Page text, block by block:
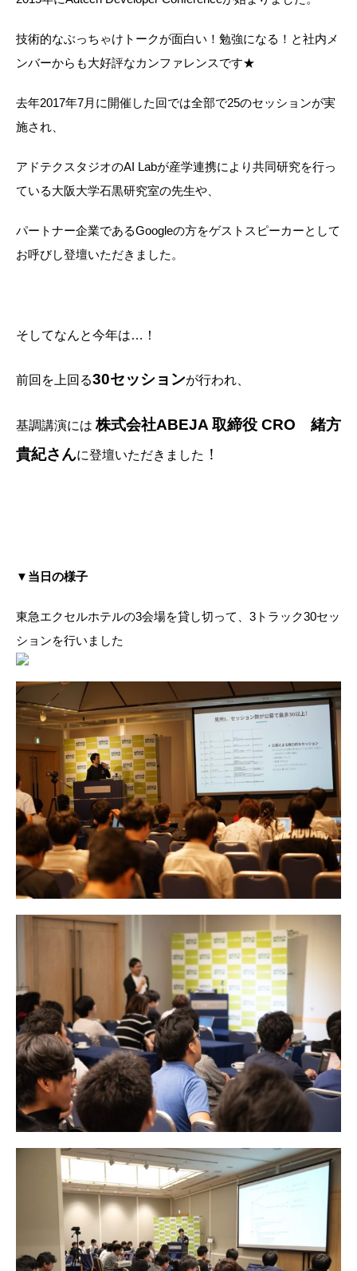
技術的なぶっちゃけトークが面白い！勉強になる！と社内メ
ンバーからも大好評なカンファレンスです★
去年2017年7月に開催した回では全部で25のセッションが実
施され、
アドテクスタジオのAI Labが産学連携により共同研究を行っ
ている大阪大学石黒研究室の先生や、
パートナー企業であるGoogleの方をゲストスピーカーとして
お呼びし登壇いただきました。
そしてなんと今年は…！
前回を上回る30セッションが行われ、
基調講演には株式会社ABEJA 取締役 CRO 緒方
貴紀さんに登壇いただきました ！
▼当日の様子
東急エクセルホテルの3会場を貸し切って、3トラック30セッ
ションを行いました